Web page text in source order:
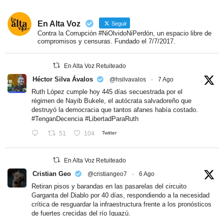
En Alta Voz Seguir
Contra la Corrupción #NiOlvidoNiPerdón, un espacio libre de
compromisos y censuras. Fundado el 7/7/2017.
En Alta Voz Retuiteado
Héctor Silva Ávalos @hsilvavalos · 7 Ago
Ruth López cumple hoy 445 días secuestrada por el
régimen de Nayib Bukele, el autócrata salvadoreño que
destruyó la democracia que tantos afanes había costado.
#TenganDecencia #LibertadParaRuth
51 104 Twitter
En Alta Voz Retuiteado
Cristian Geo @cristiangeo7 · 6 Ago
Retiran pisos y barandas en las pasarelas del circuito
Garganta del Diablo por 40 días, respondiendo a la necesidad
crítica de resguardar la infraestructura frente a los pronósticos
de fuertes crecidas del río Iguazú.